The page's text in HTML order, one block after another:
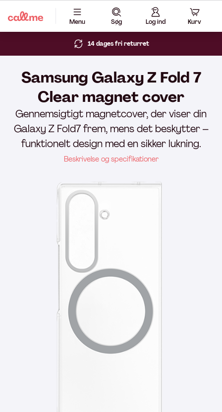
Menu Søg Log ind Kurv
14 dages fri returret
Samsung Galaxy Z Fold 7
Clear magnet cover
Gennemsigtigt magnetcover, der viser din
Galaxy Z Fold7 frem, mens det beskytter –
funktionelt design med en sikker lukning.
Beskrivelse og specifikationer